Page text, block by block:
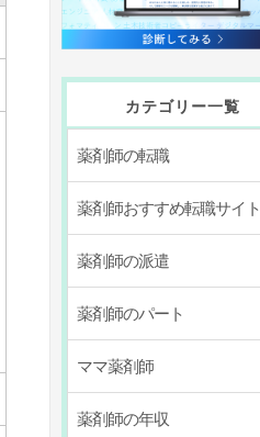
カテゴリー一覧
薬剤師の転職
薬剤師おすすめ転職サイト
薬剤師の派遣
薬剤師のパート
ママ薬剤師
薬剤師の年収